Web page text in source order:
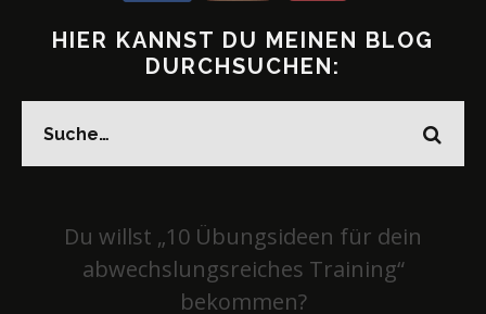
HIER KANNST DU MEINEN BLOG
DURCHSUCHEN:
Du willst „10 Übungsideen für dein
abwechslungsreiches Training“
bekommen?